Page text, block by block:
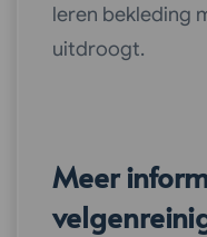
leren bekleding
uitdroogt.
Meer